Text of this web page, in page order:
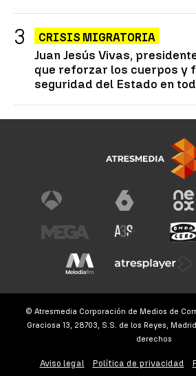
CRISIS MIGRATORIA
Juan Jesús Vivas,
que reforzar los cuerpos y
seguridad del Estado en
© Atresmedia Corporación de Medios de
Graciosa 13, 28703, S.S. de los Reyes,
derechos
Aviso legal Política de privacidad